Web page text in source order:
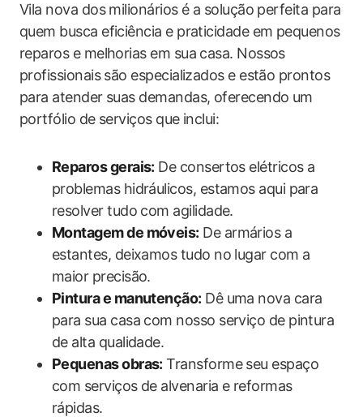
Vila nova dos milionários é a solução perfeita para
quem busca eficiência e praticidade em pequenos
reparos e melhorias em sua casa. Nossos
profissionais são especializados e estão prontos
para atender suas demandas, oferecendo um
portfólio de serviços que inclui:
Reparos gerais: De consertos elétricos a
problemas hidráulicos, estamos aqui para
resolver tudo com agilidade.
Montagem de móveis: De armários a
estantes, deixamos tudo no lugar com a
maior precisão.
Pintura e manutenção: Dê uma nova cara
para sua casa com nosso serviço de pintura
de alta qualidade.
Pequenas obras: Transforme seu espaço
com serviços de alvenaria e reformas
rápidas.